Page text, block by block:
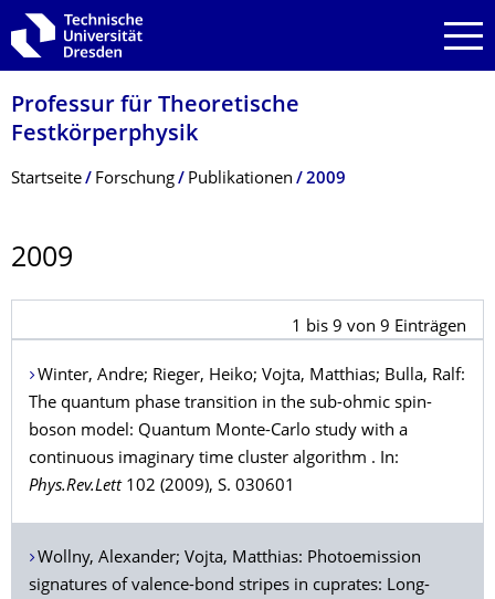
Zur Hauptnavigation springen
Zur Suche springen
Zum Inhalt springen
Professur für Theoretische
Festkörperphysik
Breadcrumb-Menü
Startseite Forschung Publikationen 2009
2009
1 bis 9 von 9 Einträgen
Winter, Andre; Rieger, Heiko; Vojta, Matthias; Bulla, Ralf:
The quantum phase transition in the sub-ohmic spin-
boson model: Quantum Monte-Carlo study with a
continuous imaginary time cluster algorithm . In:
Phys.Rev.Lett102 (2009), S. 030601
Wollny, Alexander; Vojta, Matthias: Photoemission
signatures of valence-bond stripes in cuprates: Long-